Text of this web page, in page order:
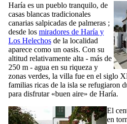
Haría es un pueblo tranquilo, de
casas blancas tradicionales
canarias salpicadas de palmeras ;
desde los miradores de Haría y
Los Helechos de la localidad
aparece como un oasis. Con su
altitud relativamente alta - más de
250 m - agua en su riqueza y
zonas verdes, la villa fue en el siglo
familias ricas de la isla se refugiaron
para disfrutar «buen aire» de Haría.
El
en